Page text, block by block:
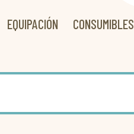
EQUIPACIÓN CONSUMIBLES